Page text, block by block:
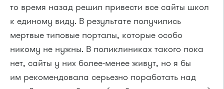
то время назад решил привести все сайты школ
к единому виду. В результате получились
мертвые типовые порталы, которые особо
никому не нужны. В поликлиниках такого пока
нет, сайты у них более-менее живут, но я бы
им рекомендовала серьезно поработать над